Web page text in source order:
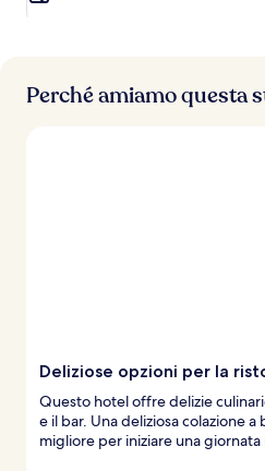
Perché amiamo questa
Deliziose opzioni per la
Questo hotel offre delizie
e il bar. Una deliziosa colazione
migliore per iniziare una